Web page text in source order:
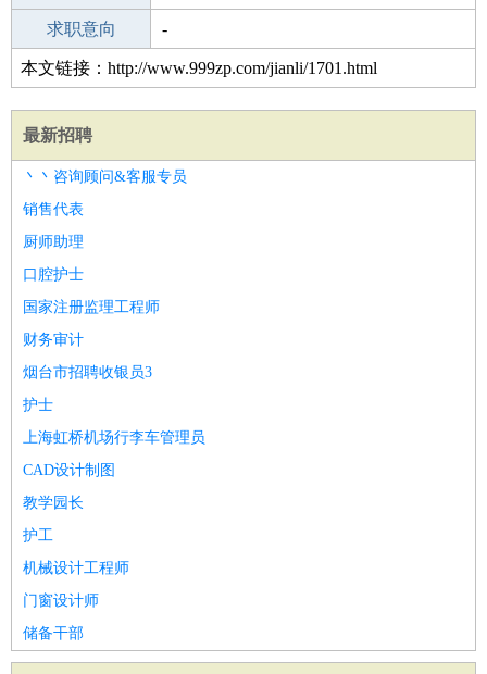
外语水平
求职意向 -
本文链接：http://www.999zp.com/jianli/1701.html
最新招聘
丶丶咨询顾问&客服专员
销售代表
厨师助理
口腔护士
国家注册监理工程师
财务审计
烟台市招聘收银员3
护士
上海虹桥机场行李车管理员
CAD设计制图
教学园长
护工
机械设计工程师
门窗设计师
储备干部